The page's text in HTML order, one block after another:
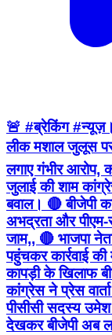
🚨 #ब्रेकिंग
लीक मशाल जुलूस
लगाए गंभीर आरोप,
जुलाई की शाम
बवाल। 🔴 बीजेपी
अभद्रता और
जाम,, 🔴 भाजपा
पहुंचकर कार्रवाई
कापड़ी के खिलाफ
कांग्रेस ने प्रेस
पीसीसी सदस्य
देखकर बीजेपी अब